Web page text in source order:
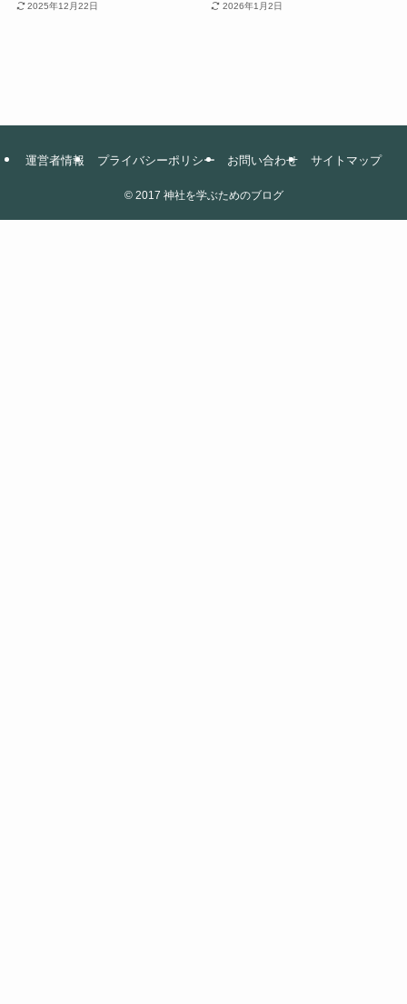
2025年12月22日 2026年1月2日
運営者情報 プライバシーポリシー お問い合わせ サイトマップ
©2017 神社を学ぶためのブログ